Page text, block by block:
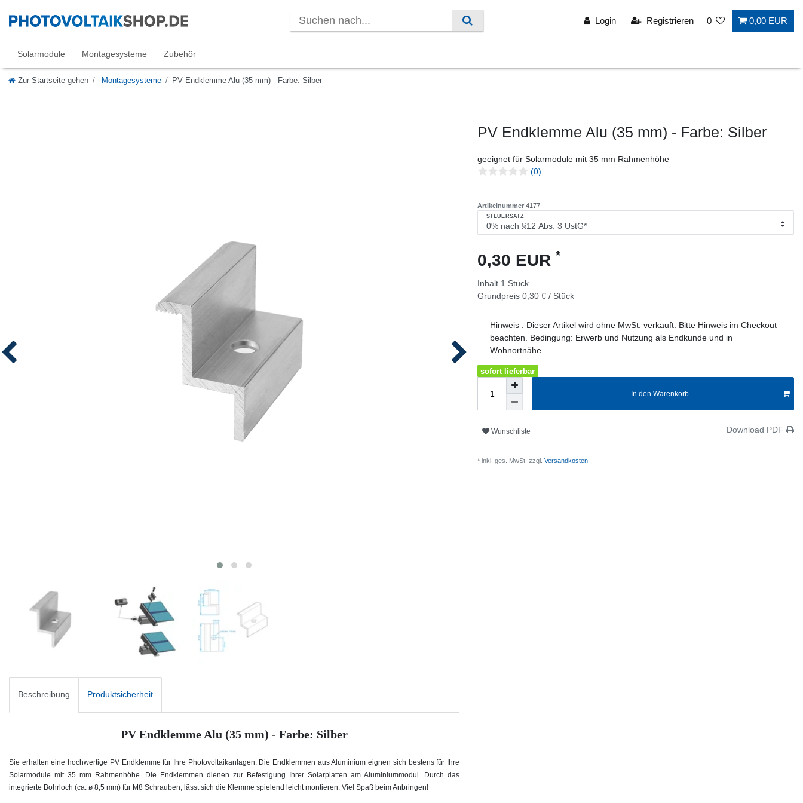
Login Registrieren 0 0,00 EUR
Solarmodule Montagesysteme Zubehör
Zur Startseite gehen Montagesysteme PV Endklemme Alu (35 mm) - Farbe: Silber
Beschreibung Produktsicherheit
PV Endklemme Alu (35 mm) - Farbe: Silber
Sie erhalten eine hochwertige PV Endklemme für Ihre Photovoltaikanlagen. Die Endklemmen aus Aluminium eignen sich bestens für Ihre
Solarmodule mit 35 mm Rahmenhöhe. Die Endklemmen dienen zur Befestigung Ihrer Solarplatten am Aluminiummodul. Durch das
integrierte Bohrloch (ca. ø 8,5 mm) für M8 Schrauben, lässt sich die Klemme spielend leicht montieren. Viel Spaß beim Anbringen!
PV Endklemme Alu (35 mm) - Farbe: Silber
geeignet für Solarmodule mit 35 mm Rahmenhöhe
(0)
Artikelnummer 4177
STEUERSATZ
0,30 EUR *
Inhalt 1 Stück
Grundpreis 0,30 € / Stück
Hinweis : Dieser Artikel wird ohne MwSt. verkauft. Bitte Hinweis im Checkout
beachten. Bedingung: Erwerb und Nutzung als Endkunde und in
Wohnortnähe
sofort lieferbar
In den Warenkorb
Wunschliste Download PDF
* inkl. ges. MwSt. zzgl. Versandkosten